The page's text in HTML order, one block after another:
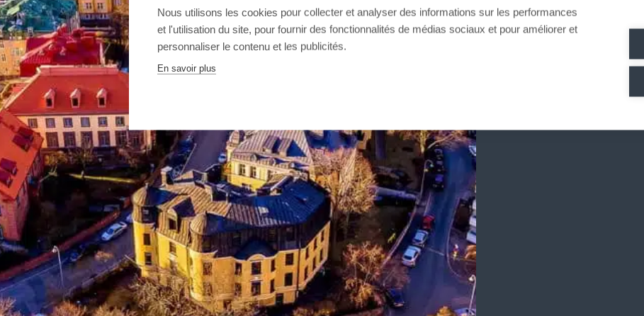
KONTAKT
Nous utilisons les cookies pour collecter et analyser des informations sur les performances
et l'utilisation du site, pour fournir des fonctionnalités de médias sociaux et pour améliorer et
personnaliser le contenu et les publicités.
En savoir plus